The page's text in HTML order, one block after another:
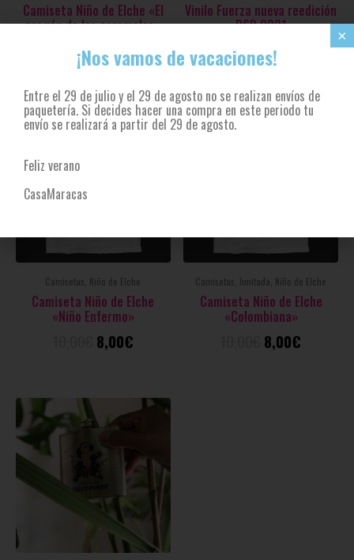
Camiseta Niño de Elche «El
pregón de los caramelos»
10,00€8,00€
Vinilo Fuerza nueva reedición
RSD 2021
30,00€
Camisetas, Niño de Elche
Camiseta Niño de Elche
«Niño Enfermo»
8,00€
Camisetas, limitada, Niño de Elche
Camiseta Niño de Elche
«Colombiana»
8,00€
×
¡Nos vamos de vacaciones!
Entre el 29 de julio y el 29 de agosto no se realizan envíos de
paquetería. Si decides hacer una compra en este periodo tu
envío se realizará a partir del 29 de agosto.
Feliz verano
CasaMaracas